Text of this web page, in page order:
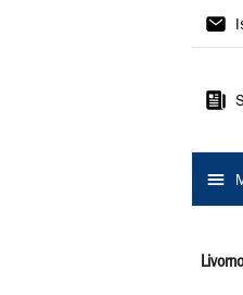
Il
Livorno